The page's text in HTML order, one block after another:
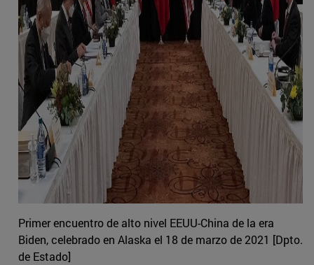
Primer encuentro de alto nivel EEUU-China de la era
Biden, celebrado en Alaska el 18 de marzo de 2021 [Dpto.
de Estado]